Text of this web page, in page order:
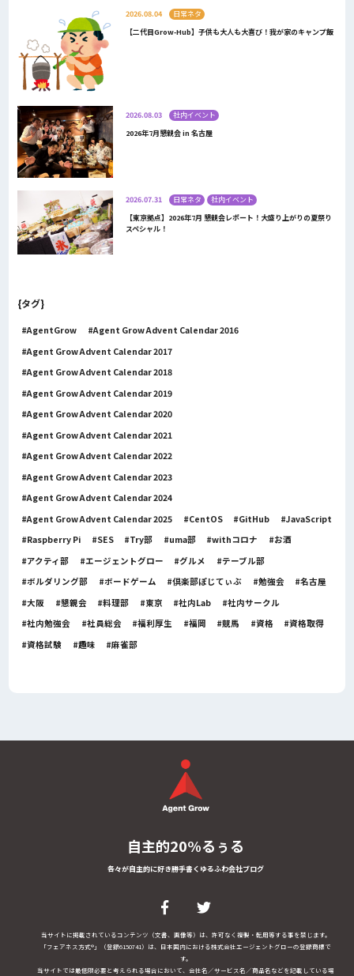
2026.08.04
日常ネタ
【二代目Grow-Hub】子供も大人も大喜び！我が家のキャンプ飯
2026.08.03
社内イベント
2026年7月懇親会 in 名古屋
2026.07.31 日常ネタ
社内イベント
【東京拠点】2026年7月 懇親会レポート！大盛り上がりの夏祭り
スペシャル！
{タグ}
AgentGrow
Agent Grow Advent Calendar 2016
Agent Grow Advent Calendar 2017
Agent Grow Advent Calendar 2018
Agent Grow Advent Calendar 2019
Agent Grow Advent Calendar 2020
Agent Grow Advent Calendar 2021
Agent Grow Advent Calendar 2022
Agent Grow Advent Calendar 2023
Agent Grow Advent Calendar 2024
Agent Grow Advent Calendar 2025
CentOS GitHub
JavaScript
Raspberry Pi
SES Try部 uma部 withコロナ
お酒
アクティ部
エージェントグロー グルメ
テーブル部
ボルダリング部
ボードゲーム 倶楽部ぽじてぃぶ 勉強会
名古屋
大阪
懇親会 料理部 東京 社内Lab
社内サークル
社内勉強会
社員総会 福利厚生 福岡 競馬 資格
資格取得
資格試験
趣味 麻雀部
自主的20%るぅる
各々が自主的に好き勝手書くゆるふわ会社ブログ
当サイトに掲載されているコンテンツ（文書、画像等）は、許可なく複製・転用等する事を禁じます。
「フェアネス方式®」（登録6150741）は、日本国内における株式会社エージェントグローの登録商標で
す。
当サイトでは最低限必要と考えられる場合において、会社名／サービス名／商品名などを記載している場